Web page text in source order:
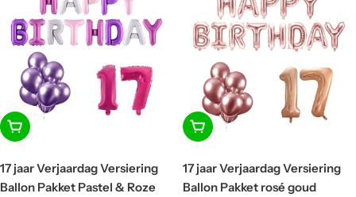
In winkelwagen
17 jaar Verjaardag Versiering
Ballon Pakket Pastel & Roze
In winkelwagen
17 jaar Verjaardag Versiering
Ballon Pakket rosé goud